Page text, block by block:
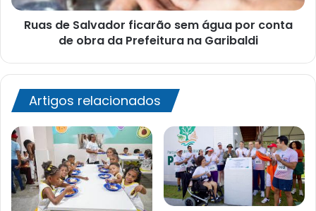
de
obraRuas de Salvador ficarão sem água por conta
de obra da Prefeitura na Garibaldi
Artigos relacionados